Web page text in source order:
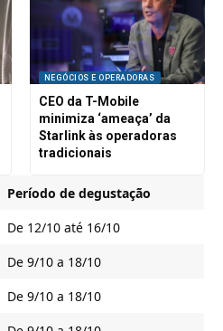
NEGÓCIOS E OPERADORAS
CEO da T-Mobile
minimiza ‘ameaça’ da
Starlink às operadoras
tradicionais
Período de degustação
De 12/10 até 16/10
De 9/10 a 18/10
De 9/10 a 18/10